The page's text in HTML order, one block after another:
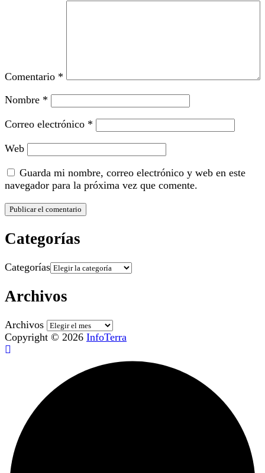
Comentario *
Nombre *
Correo electrónico *
Web
Guarda mi nombre, correo electrónico y web en este
navegador para la próxima vez que comente.
Categorías
Categorías
Archivos
Archivos
Copyright © 2026 InfoTerra